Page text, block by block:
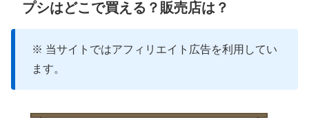
プシはどこで買える？販売店は？
※ 当サイトではアフィリエイト広告を利用してい
ます。